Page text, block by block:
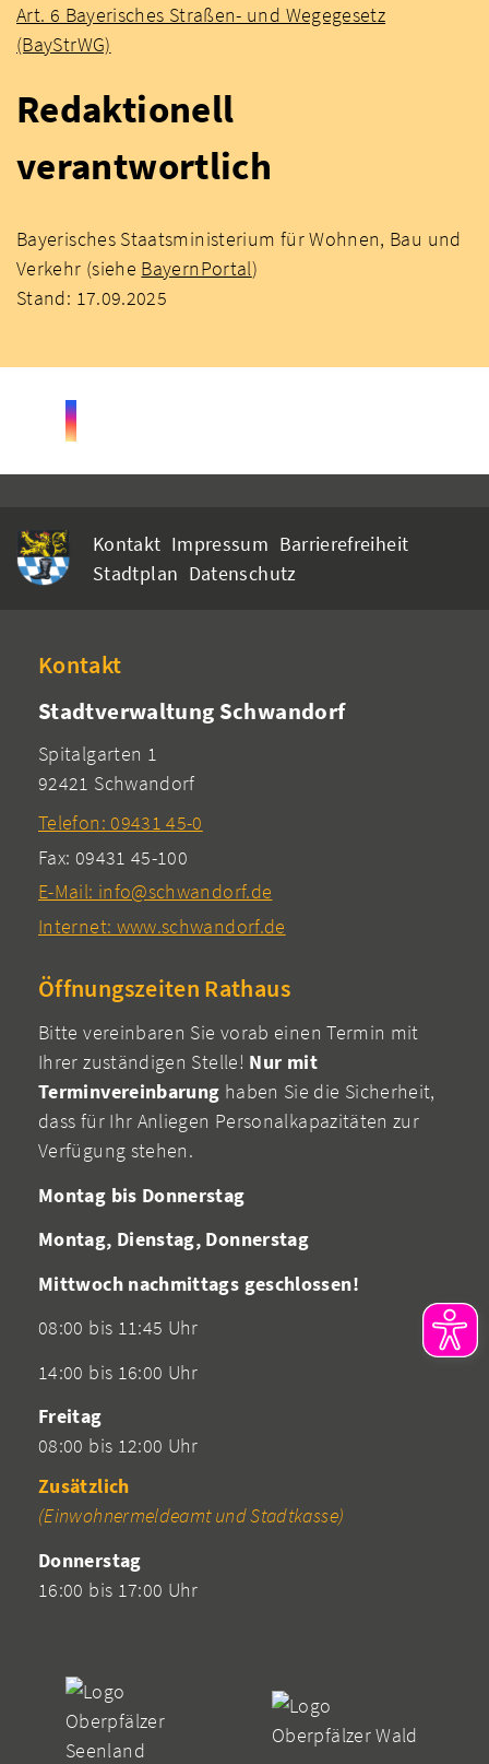
Art. 6 Bayerisches Straßen- und Wegegesetz
(BayStrWG)
Redaktionell
verantwortlich
Bayerisches Staatsministerium für Wohnen, Bau und
Verkehr (siehe BayernPortal)
Stand: 17.09.2025
Kontakt Impressum Barrierefreiheit
Stadtplan Datenschutz
Kontakt
Stadtverwaltung Schwandorf
Spitalgarten 1
92421 Schwandorf
Telefon: 09431 45-0
Fax: 09431 45-100
E-Mail: info@schwandorf.de
Internet: www.schwandorf.de
Öffnungszeiten Rathaus
Bitte vereinbaren Sie vorab einen Termin mit
Ihrer zuständigen Stelle! Nur mit
Terminvereinbarung haben Sie die Sicherheit,
dass für Ihr Anliegen Personalkapazitäten zur
Verfügung stehen.
Montag bis Donnerstag
Montag, Dienstag, Donnerstag
Mittwoch nachmittags geschlossen!
08:00 bis 11:45 Uhr
14:00 bis 16:00 Uhr
Freitag
08:00 bis 12:00 Uhr
Zusätzlich
(Einwohnermeldeamt und Stadtkasse)
Donnerstag
16:00 bis 17:00 Uhr